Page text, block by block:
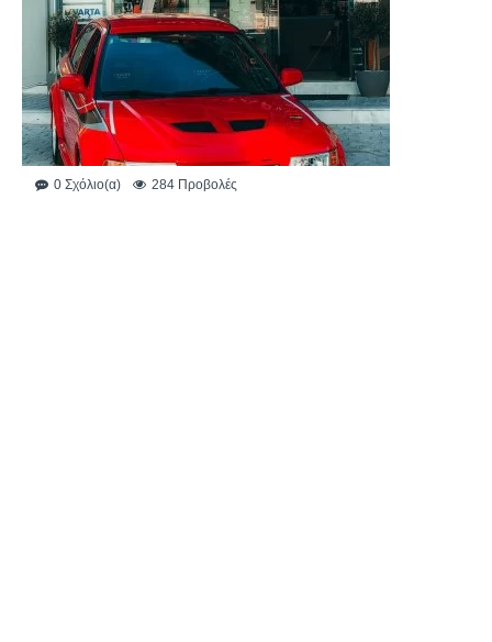
0 Σχόλιο(α) 284 Προβολές